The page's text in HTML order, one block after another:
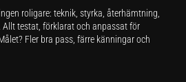
roligare: teknik, styrka, återhämtning,
testat, förklarat och anpassat för
Fler bra pass, färre känningar och